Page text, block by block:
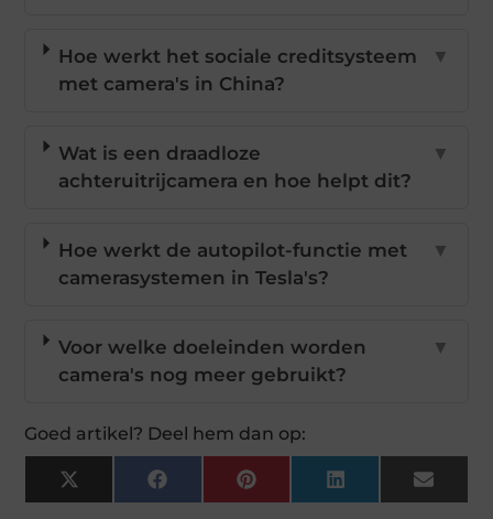
Hoe werkt het sociale creditsysteem
met camera's in China?
▼
Wat is een draadloze
achteruitrijcamera en hoe helpt dit?
▼
Hoe werkt de autopilot-functie met
camerasystemen in Tesla's?
▼
Voor welke doeleinden worden
camera's nog meer gebruikt?
▼
Goed artikel? Deel hem dan op:
X
(Twitter)
FacebookPinterestLinkedInEmail